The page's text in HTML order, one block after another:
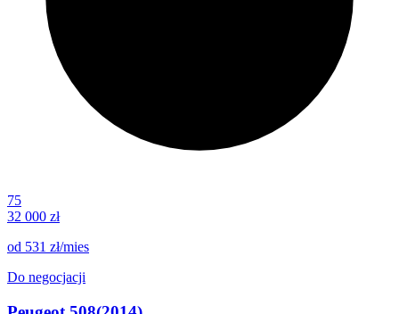
75
32 000 zł
od 531 zł/mies
Do negocjacji